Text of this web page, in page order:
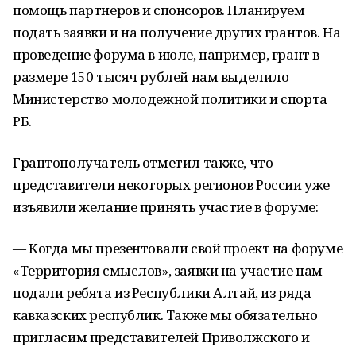
помощь партнеров и спонсоров. Планируем
подать заявки и на получение других грантов. На
проведение форума в июле, например, грант в
размере 150 тысяч рублей нам выделило
Министерство молодежной политики и спорта
РБ.
Грантополучатель отметил также, что
представители некоторых регионов России уже
изъявили желание принять участие в форуме:
— Когда мы презентовали свой проект на форуме
«Территория смыслов», заявки на участие нам
подали ребята из Республики Алтай, из ряда
кавказских республик. Также мы обязательно
пригласим представителей Приволжского и